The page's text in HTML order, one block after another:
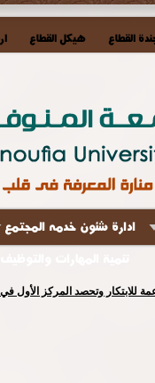
القطاع هيكل القطاع
ادارة شئون خدمه المجتمع
للابتكار وتحصد المركز الأول